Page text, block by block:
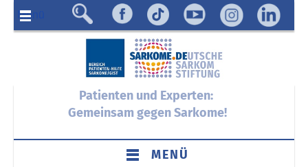
Menü
Patienten und Experten:
Gemeinsam gegen Sarkome!
MENÜ